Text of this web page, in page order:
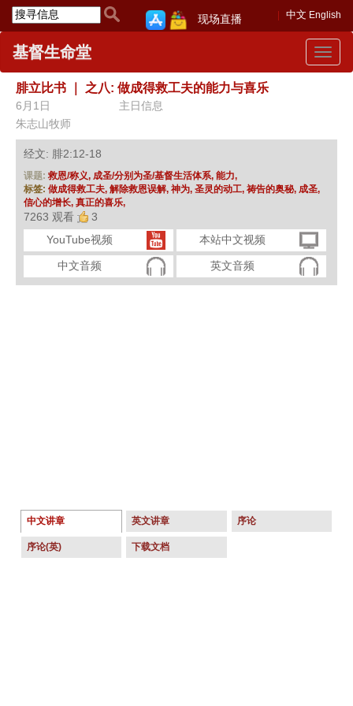
中文 English
现场直播
Toggle
基督生命堂
腓立比书 之八: 做成得救工夫的能力与喜乐
6月1日
主日信息
朱志山牧师
经文: 腓2:12-18
课题: 救恩/称义, 成圣/分别为圣/基督生活体系, 能力,
标签: 做成得救工夫, 解除救恩误解, 神为, 圣灵的动工, 祷告的奥秘, 成圣,
信心的增长, 真正的喜乐,
7263 观看
3
YouTube视频
本站中文视频
中文音频 英文音频
中文讲章 英文讲章 序论
序论(英) 下载文档